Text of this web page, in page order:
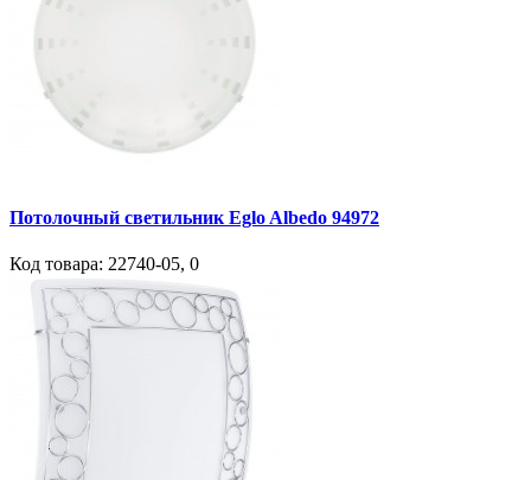
Потолочный светильник Eglo Albedo 94972
Код товара: 22740-05, 0